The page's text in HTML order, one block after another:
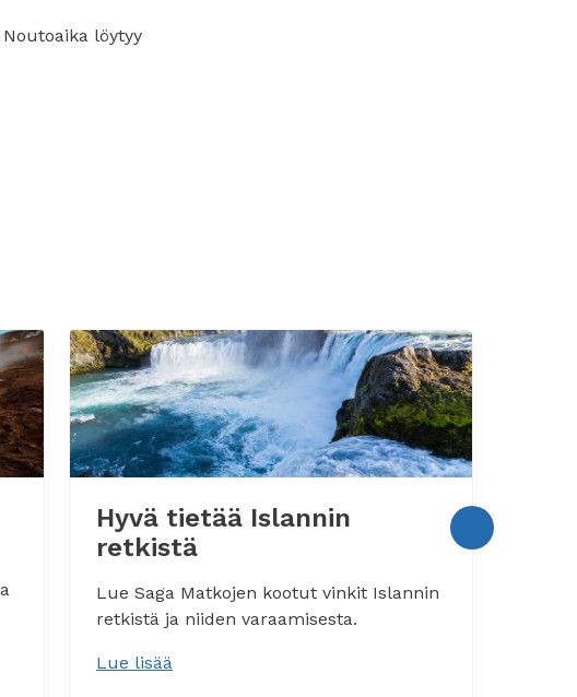
löytyy
Hyvä tietää Islannin
retkistä
Lue Saga Matkojen kootut vinkit Islannin
retkistä ja niiden varaamisesta.
Lue lisää